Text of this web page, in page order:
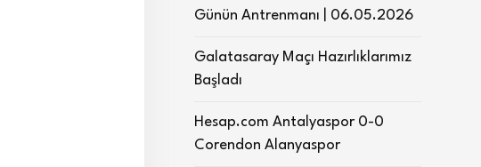
Günün Antrenmanı | 06.05.2026
Galatasaray Maçı Hazırlıklarımız
Başladı
Hesap.com Antalyaspor 0-0
Corendon Alanyaspor